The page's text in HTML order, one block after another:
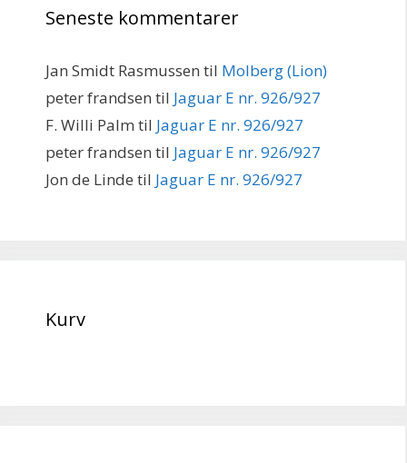
Seneste kommentarer
Jan Smidt Rasmussen til Molberg (Lion)
peter frandsen til Jaguar E nr. 926/927
F. Willi Palm til Jaguar E nr. 926/927
peter frandsen til Jaguar E nr. 926/927
Jon de Linde til Jaguar E nr. 926/927
Kurv